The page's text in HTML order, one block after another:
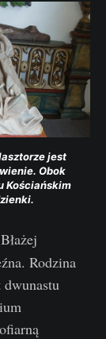
jest
Obok
Kościańskim
Rodzina